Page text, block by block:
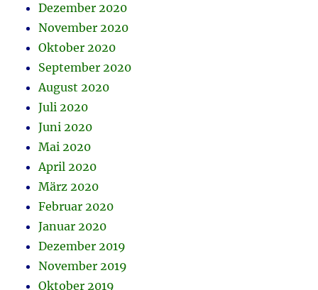
Dezember 2020
November 2020
Oktober 2020
September 2020
August 2020
Juli 2020
Juni 2020
Mai 2020
April 2020
März 2020
Februar 2020
Januar 2020
Dezember 2019
November 2019
Oktober 2019